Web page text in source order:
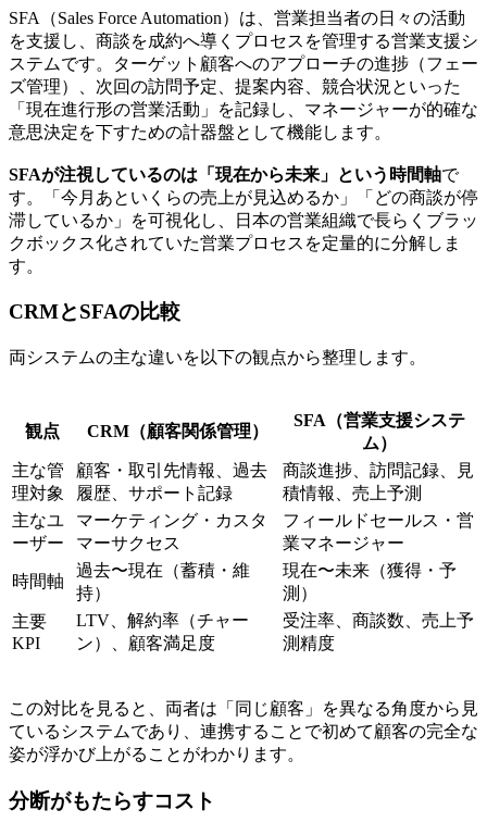
SFA（Sales Force Automation）は、営業担当者の日々の活動
を支援し、商談を成約へ導くプロセスを管理する営業支援シ
ステムです。ターゲット顧客へのアプローチの進捗（フェー
ズ管理）、次回の訪問予定、提案内容、競合状況といった
「現在進行形の営業活動」を記録し、マネージャーが的確な
意思決定を下すための計器盤として機能します。
SFAが注視しているのは「現在から未来」という時間軸で
す。「今月あといくらの売上が見込めるか」「どの商談が停
滞しているか」を可視化し、日本の営業組織で長らくブラッ
クボックス化されていた営業プロセスを定量的に分解しま
す。
CRMとSFAの比較
両システムの主な違いを以下の観点から整理します。
観点 CRM（顧客関係管理）
SFA（営業支援システ
ム）
主な管
理対象
顧客・取引先情報、過去
履歴、サポート記録
商談進捗、訪問記録、見
積情報、売上予測
主なユ
ーザー
マーケティング・カスタ
マーサクセス
フィールドセールス・営
業マネージャー
時間軸
過去〜現在（蓄積・維
持）
現在〜未来（獲得・予
測）
主要
KPI
LTV、解約率（チャー
ン）、顧客満足度
受注率、商談数、売上予
測精度
この対比を見ると、両者は「同じ顧客」を異なる角度から見
ているシステムであり、 連携することで初めて顧客の完全な
姿が浮かび上がる ことがわかります。
分断がもたらすコスト